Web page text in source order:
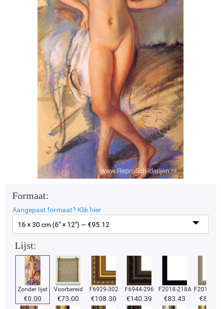
Formaat:
Aangepast formaat? Klik hier
16 × 30 cm (6" × 12") — €95.12
Lijst:
Zonder lijst
€0.00
Voorbereid
€73.00
F6929-302
€108.30
F6944-296
€140.39
F2018-218A
€83.43
F2018-
€83.43